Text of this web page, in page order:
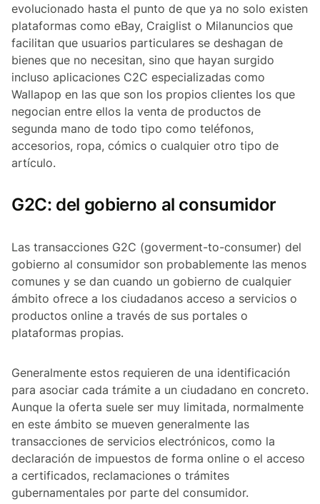
evolucionado hasta el punto de que ya no solo existen
plataformas como eBay, Craiglist o Milanuncios que
facilitan que usuarios particulares se deshagan de
bienes que no necesitan, sino que hayan surgido
incluso aplicaciones C2C especializadas como
Wallapop en las que son los propios clientes los que
negocian entre ellos la venta de productos de
segunda mano de todo tipo como teléfonos,
accesorios, ropa, cómics o cualquier otro tipo de
artículo.
G2C: del gobierno al consumidor
Las transacciones G2C (goverment-to-consumer) del
gobierno al consumidor son probablemente las menos
comunes y se dan cuando un gobierno de cualquier
ámbito ofrece a los ciudadanos acceso a servicios o
productos online a través de sus portales o
plataformas propias.
Generalmente estos requieren de una identificación
para asociar cada trámite a un ciudadano en concreto.
Aunque la oferta suele ser muy limitada, normalmente
en este ámbito se mueven generalmente las
transacciones de servicios electrónicos, como la
declaración de impuestos de forma online o el acceso
a certificados, reclamaciones o trámites
gubernamentales por parte del consumidor.